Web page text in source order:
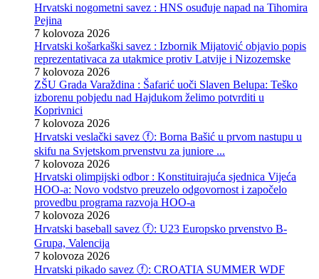
Hrvatski nogometni savez : HNS osuđuje napad na Tihomira
Pejina
7 kolovoza 2026
Hrvatski košarkaški savez : Izbornik Mijatović objavio popis
reprezentativaca za utakmice protiv Latvije i Nizozemske
7 kolovoza 2026
ZŠU Grada Varaždina : Šafarić uoči Slaven Belupa: Teško
izborenu pobjedu nad Hajdukom želimo potvrditi u
Koprivnici
7 kolovoza 2026
Hrvatski veslački savez ⓕ: Borna Bašić u prvom nastupu u
skifu na Svjetskom prvenstvu za juniore ...
7 kolovoza 2026
Hrvatski olimpijski odbor : Konstituirajuća sjednica Vijeća
HOO-a: Novo vodstvo preuzelo odgovornost i započelo
provedbu programa razvoja HOO-a
7 kolovoza 2026
Hrvatski baseball savez ⓕ: U23 Europsko prvenstvo B-
Grupa, Valencija
7 kolovoza 2026
Hrvatski pikado savez ⓕ: CROATIA SUMMER WDF